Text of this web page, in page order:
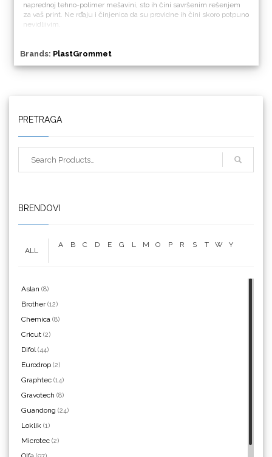
naprednoj tehno-polimer mešavini, sto ih čini savršenim rešenjem
za vaš print. Ne rđaju i činjenica da su providne ih čini skoro potpuno
nevidljivim.
Brands: PlastGrommet
PRETRAGA
BRENDOVI
ALL
A B C D E G L M O P R S T W Y
Aslan (8)
Brother(12)
Chemica (8)
Cricut (2)
Difol(44)
Eurodrop (2)
Graphtec (14)
Gravotech (8)
Guandong (24)
Loklik (1)
Microtec (2)